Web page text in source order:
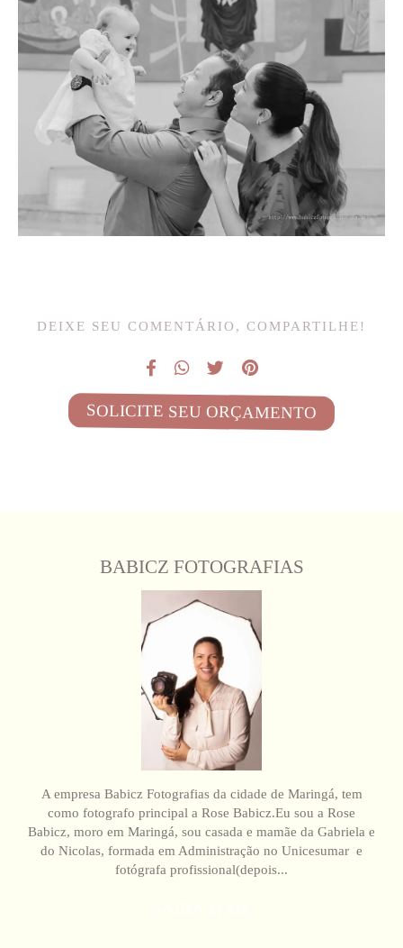
DEIXE SEU COMENTÁRIO, COMPARTILHE!
SOLICITE SEU ORÇAMENTO
BABICZ FOTOGRAFIAS
A empresa Babicz Fotografias da cidade de Maringá, tem
como fotografo principal a Rose Babicz.Eu sou a Rose
Babicz, moro em Maringá, sou casada e mamãe da Gabriela e
do Nicolas, formada em Administração no Unicesumar e
fotógrafa profissional(depois...